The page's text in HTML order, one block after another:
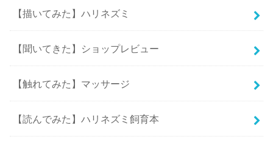
【描いてみた】ハリネズミ
【聞いてきた】ショップレビュー
【触れてみた】マッサージ
【読んでみた】ハリネズミ飼育本